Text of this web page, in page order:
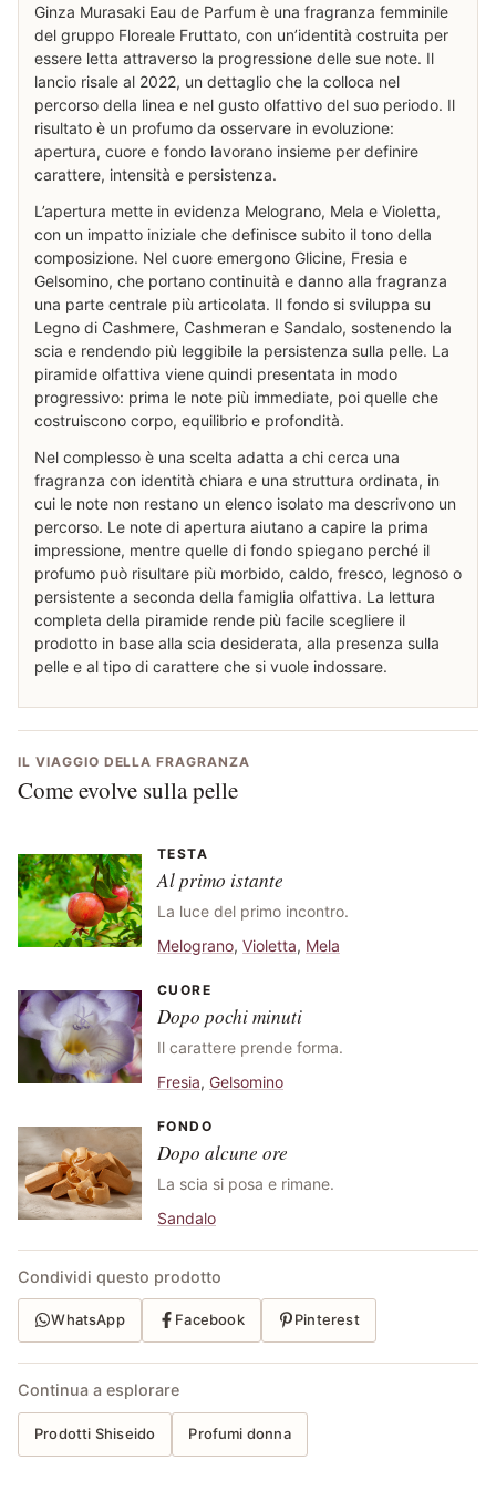
Ginza Murasaki Eau de Parfum è una fragranza femminile
del gruppo Floreale Fruttato, con un’identità costruita per
essere letta attraverso la progressione delle sue note. Il
lancio risale al 2022, un dettaglio che la colloca nel
percorso della linea e nel gusto olfattivo del suo periodo. Il
risultato è un profumo da osservare in evoluzione:
apertura, cuore e fondo lavorano insieme per definire
carattere, intensità e persistenza.
L’apertura mette in evidenza Melograno, Mela e Violetta,
con un impatto iniziale che definisce subito il tono della
composizione. Nel cuore emergono Glicine, Fresia e
Gelsomino, che portano continuità e danno alla fragranza
una parte centrale più articolata. Il fondo si sviluppa su
Legno di Cashmere, Cashmeran e Sandalo, sostenendo la
scia e rendendo più leggibile la persistenza sulla pelle. La
piramide olfattiva viene quindi presentata in modo
progressivo: prima le note più immediate, poi quelle che
costruiscono corpo, equilibrio e profondità.
Nel complesso è una scelta adatta a chi cerca una
fragranza con identità chiara e una struttura ordinata, in
cui le note non restano un elenco isolato ma descrivono un
percorso. Le note di apertura aiutano a capire la prima
impressione, mentre quelle di fondo spiegano perché il
profumo può risultare più morbido, caldo, fresco, legnoso o
persistente a seconda della famiglia olfattiva. La lettura
completa della piramide rende più facile scegliere il
prodotto in base alla scia desiderata, alla presenza sulla
pelle e al tipo di carattere che si vuole indossare.
IL VIAGGIO DELLA FRAGRANZA
Come evolve sulla pelle
TESTA
Al primo istante
La luce del primo incontro.
Melograno, Violetta, Mela
CUORE
Dopo pochi minuti
Il carattere prende forma.
Fresia, Gelsomino
FONDO
Dopo alcune ore
La scia si posa e rimane.
Sandalo
Condividi questo prodotto
WhatsApp Facebook Pinterest
Continua a esplorare
Prodotti Shiseido Profumi donna